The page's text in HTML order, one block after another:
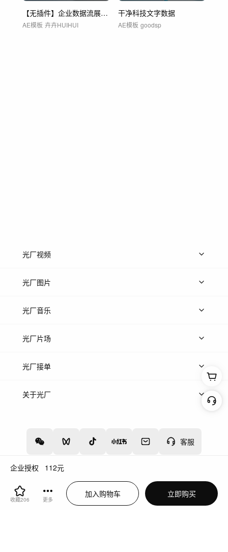
企业授权 112元
收藏206 更多
加入购物车 立即购买
【无插件】企业数据流展示图表增长数字年报
AE模板 卉卉HUIHUI
干净科技文字数据
AE模板 goodsp
客服
光厂视频
上传视频
光厂图片
上传图片
光厂音乐
热门音乐
光厂片场
上传案例
光厂接单
上架服务
关于光厂
增值电信业务经营许可证：川B2-20160192
蜀ICP备12020238号-4
川公网安备51019002000262 违法和不良信息举报中心